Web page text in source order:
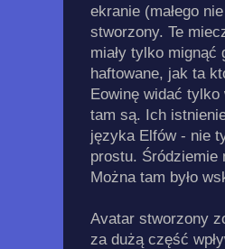
ekranie (małego
stworzony. Te
miały tylko
haftowane, jak ta
Eowinę widać
tam są. Ich
języka Elfów - nie
prostu. Śródziemie
Można tam było
Avatar stworzony
za dużą część